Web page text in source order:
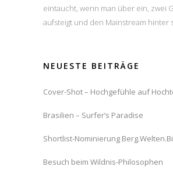
eintaucht, wenn man über ein, zwei
aufsteigt und den Mainstream hinter
NEUESTE BEITRÄGE
Cover-Shot – Hochgefühle auf
Brasilien – Surfer’s Paradise
Shortlist-Nominierung
Besuch beim Wildnis-Philosophen